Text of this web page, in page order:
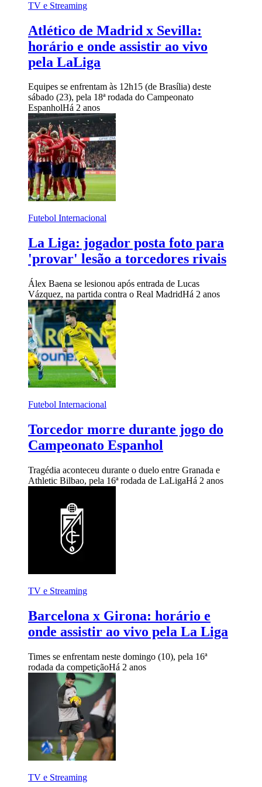
TV e Streaming
Atlético de Madrid x Sevilla:
horário e onde assistir ao vivo
pela LaLiga
Equipes se enfrentam às 12h15 (de Brasília) deste
sábado (23), pela 18ª rodada do Campeonato
EspanholHá 2 anos
Futebol Internacional
La Liga: jogador posta foto para
'provar' lesão a torcedores rivais
Álex Baena se lesionou após entrada de Lucas
Vázquez, na partida contra o Real MadridHá 2 anos
Futebol Internacional
Torcedor morre durante jogo do
Campeonato Espanhol
Tragédia aconteceu durante o duelo entre Granada e
Athletic Bilbao, pela 16ª rodada de LaLigaHá 2 anos
TV e Streaming
Barcelona x Girona: horário e
onde assistir ao vivo pela La Liga
Times se enfrentam neste domingo (10), pela 16ª
rodada da competiçãoHá 2 anos
TV e Streaming